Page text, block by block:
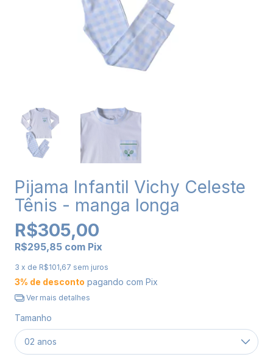
Pijama Infantil Vichy Celeste
Tênis - manga longa
R$305,00
R$295,85 com Pix
3 x de R$101,67 sem juros
3% de desconto pagando com Pix
Ver mais detalhes
Tamanho